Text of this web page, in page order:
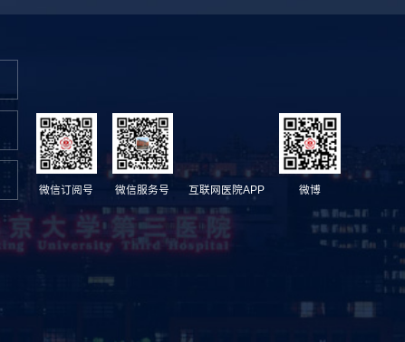
微信订阅号 微信服务号 互联网医院APP 微博